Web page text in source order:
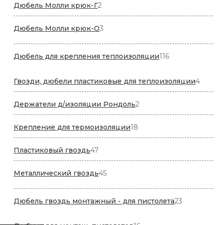
Дюбель Молли крюк-Г2
товара
Дюбель Молли крюк-О3
Дюбель для крепления теплоизоляции116116
Гвозди, дюбели пластиковые для теплоизоляции44
Держатели д/изоляции Рондоль2
товара
Крепление для термоизоляции18
товаров
Пластиковый гвоздь47
товаров
Металлический гвоздь4545
Дюбель гвоздь монтажный - для пистолета23